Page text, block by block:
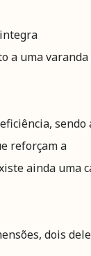
a uma varanda
sendo
reforçam a
ainda uma
dois